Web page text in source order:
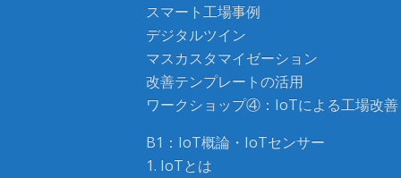
スマート工場事例
デジタルツイン
マスカスタマイゼーション
改善テンプレートの活用
ワークショップ④：IoTによる工場改善
B1：IoT概論・IoTセンサー
1. IoTとは